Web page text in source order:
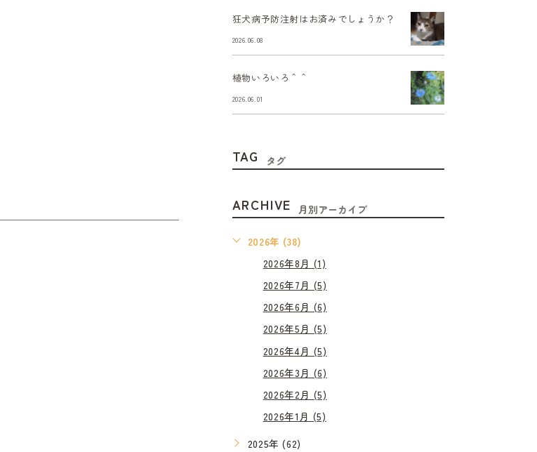
狂犬病予防注射はお済みでしょうか？
2026.06.08
植物いろいろ＾＾
2026.06.01
TAG タグ
ARCHIVE 月別アーカイブ
2026年 (38)
2026年8月 (1)
2026年7月 (5)
2026年6月 (6)
2026年5月 (5)
2026年4月 (5)
2026年3月 (6)
2026年2月 (5)
2026年1月 (5)
2025年 (62)